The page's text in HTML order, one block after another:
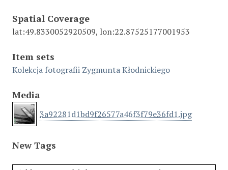
Spatial Coverage
lat:49.8330052920509, lon:22.87525177001953
Item sets
Kolekcja fotografii Zygmunta Kłodnickiego
Media
3a92281d1bd9f26577a46f3f79e36fd1.jpg
New Tags